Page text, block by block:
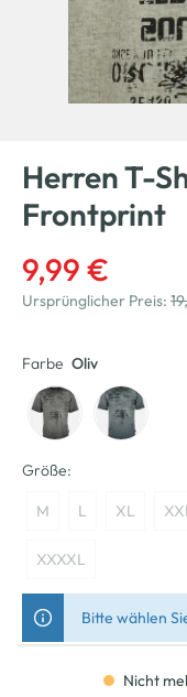
Herren T-
Frontprint
9,99 €
Ursprünglicher Preis:
Farbe Oliv
Größe:
M L XL
XXXXL
Bitte wählen
Nicht